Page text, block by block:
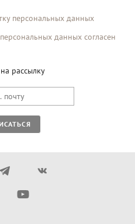
персональных данных
данных согласен
рассылку